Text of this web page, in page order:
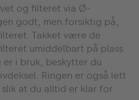
og filteret via Ø-
godt, men forsiktig på,
Takket være de
umiddelbart på plass
i bruk, beskytter du
Ringen er også lett
at du alltid er klar for